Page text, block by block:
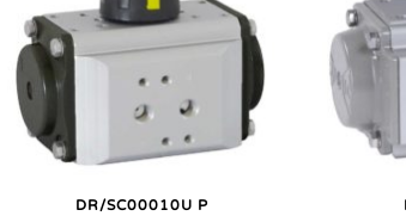
DR/SC00010U P